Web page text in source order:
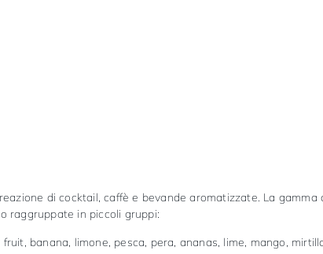
di cocktail, caffè e bevande aromatizzate. La gamma
raggruppate in piccoli gruppi:
banana, limone, pesca, pera, ananas, lime, mango,